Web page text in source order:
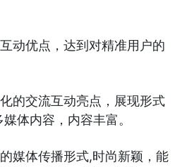
动优点，达到对精准用户的
的交流互动亮点，展现形式
体内容，内容丰富。
媒体传播形式,时尚新颖，能